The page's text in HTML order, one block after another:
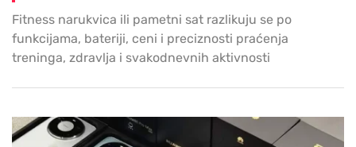
Fitness narukvica ili pametni sat razlikuju se po
funkcijama, bateriji, ceni i preciznosti praćenja
treninga, zdravlja i svakodnevnih aktivnosti